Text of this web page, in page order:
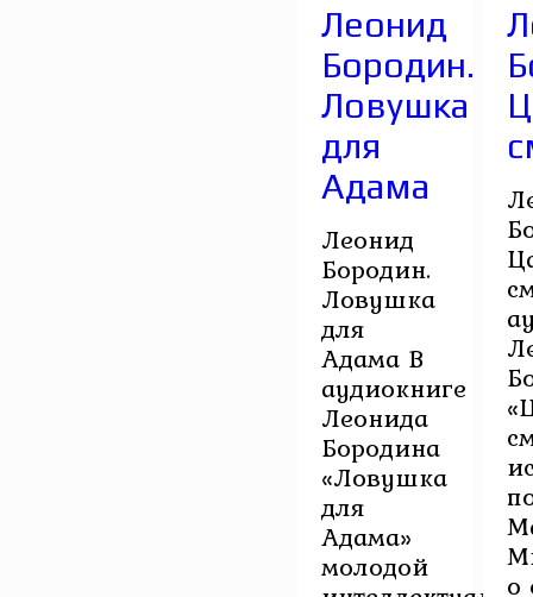
Леонид
Бородин.
Ловушка
для
Адама
Леонид
Бородин.
Ловушка
для
Адама В
аудиокниге
Леонида
Бородина
«Ловушка
для
Адама»
молодой о